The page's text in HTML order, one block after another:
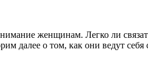
женщинам. Легко ли
далее о том, как они ведут